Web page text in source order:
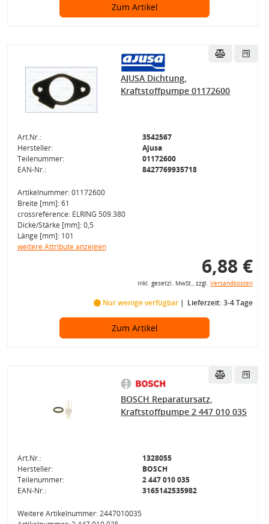
Zum Artikel
AJUSA Dichtung,
Kraftstoffpumpe 01172600
Art.Nr.:
3542567
Hersteller:
Ajusa
Teilenummer:
01172600
EAN-Nr.:
8427769935718
Artikelnummer: 01172600
Breite [mm]: 61
crossreference: ELRING 509.380
Dicke/Stärke [mm]: 0,5
Länge [mm]: 101
weitere Attribute anzeigen
6,88 €
inkl. gesetzl. MwSt., zzgl. Versandkosten
Nur wenige verfügbar Lieferzeit: 3-4 Tage
Zum Artikel
BOSCH Reparatursatz,
Kraftstoffpumpe 2 447 010 035
Art.Nr.:
1328055
Hersteller:
BOSCH
Teilenummer:
2 447 010 035
EAN-Nr.:
3165142535982
Weitere Artikelnummer: 2447010035